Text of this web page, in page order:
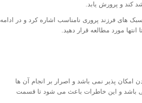
کند و پرورش یابد.
های فرزند پروری نامناسب اشاره کرد و در ادامه
مورد مطالعه قرار دهید.
پذیر نمی باشد و اصرار بر انجام آن ها
باشد و این خاطرات باعث می شود تا قسمت